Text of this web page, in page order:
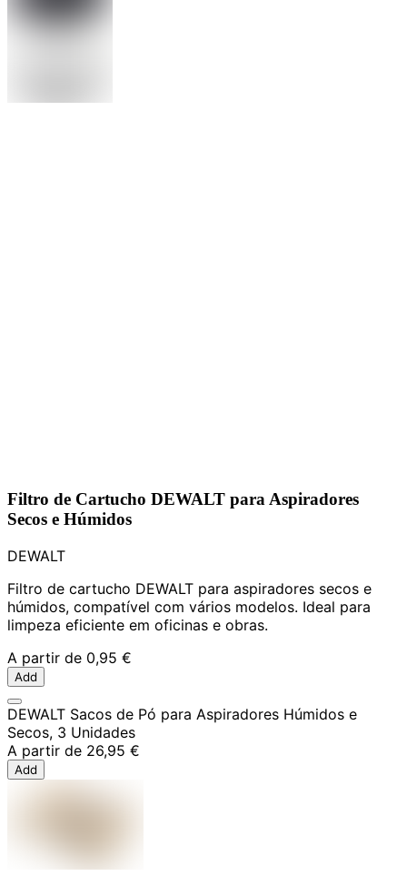
Filtro de Cartucho DEWALT para Aspiradores
Secos e Húmidos
DEWALT
Filtro de cartucho DEWALT para aspiradores secos e
húmidos, compatível com vários modelos. Ideal para
limpeza eficiente em oficinas e obras.
A partir de 0,95 €
Add
DEWALT Sacos de Pó para Aspiradores Húmidos e
Secos, 3 Unidades
A partir de 26,95 €
Add